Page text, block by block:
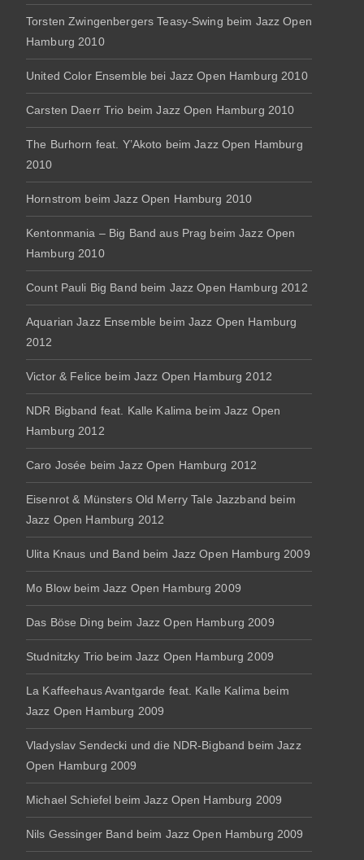
Torsten Zwingenbergers Teasy-Swing beim Jazz Open
Hamburg 2010
United Color Ensemble bei Jazz Open Hamburg 2010
Carsten Daerr Trio beim Jazz Open Hamburg 2010
The Burhorn feat. Y’Akoto beim Jazz Open Hamburg
2010
Hornstrom beim Jazz Open Hamburg 2010
Kentonmania – Big Band aus Prag beim Jazz Open
Hamburg 2010
Count Pauli Big Band beim Jazz Open Hamburg 2012
Aquarian Jazz Ensemble beim Jazz Open Hamburg
2012
Victor & Felice beim Jazz Open Hamburg 2012
NDR Bigband feat. Kalle Kalima beim Jazz Open
Hamburg 2012
Caro Josée beim Jazz Open Hamburg 2012
Eisenrot & Münsters Old Merry Tale Jazzband beim
Jazz Open Hamburg 2012
Ulita Knaus und Band beim Jazz Open Hamburg 2009
Mo Blow beim Jazz Open Hamburg 2009
Das Böse Ding beim Jazz Open Hamburg 2009
Studnitzky Trio beim Jazz Open Hamburg 2009
La Kaffeehaus Avantgarde feat. Kalle Kalima beim
Jazz Open Hamburg 2009
Vladyslav Sendecki und die NDR-Bigband beim Jazz
Open Hamburg 2009
Michael Schiefel beim Jazz Open Hamburg 2009
Nils Gessinger Band beim Jazz Open Hamburg 2009